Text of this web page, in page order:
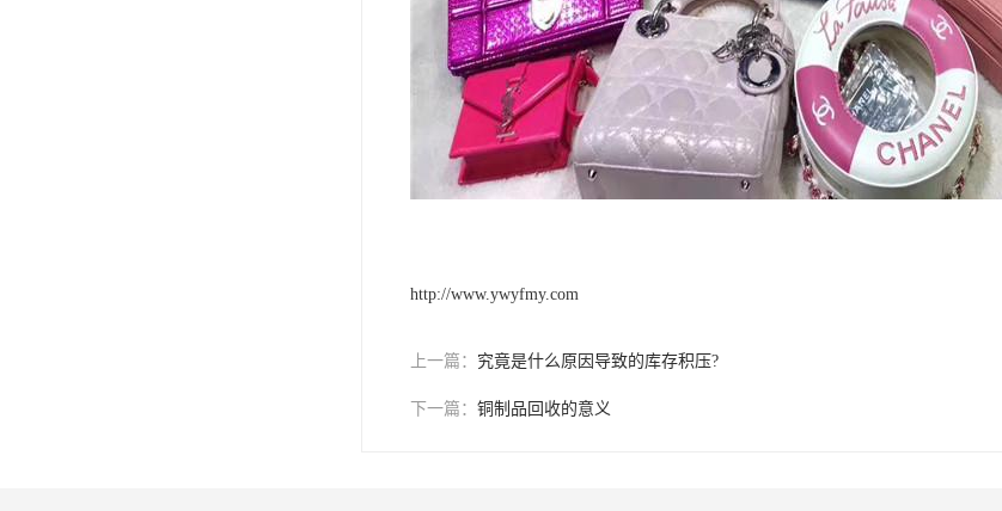
http://www.ywyfmy.com
上一篇： 究竟是什么原因导致的库存积压?
下一篇： 铜制品回收的意义